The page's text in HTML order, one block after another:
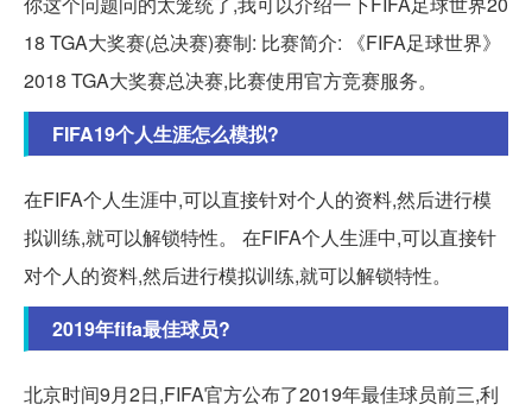
18 TGA大奖赛(总决赛)赛制: 比赛简介: 《FIFA足球世界》
2018 TGA大奖赛总决赛,比赛使用官方竞赛服务。
FIFA19个人生涯怎么模拟?
在FIFA个人生涯中,可以直接针对个人的资料,然后进行模
拟训练,就可以解锁特性。 在FIFA个人生涯中,可以直接针
对个人的资料,然后进行模拟训练,就可以解锁特性。
2019年fifa最佳球员?
北京时间9月2日,FIFA官方公布了2019年最佳球员前三,利